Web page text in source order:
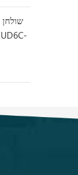
שולחן